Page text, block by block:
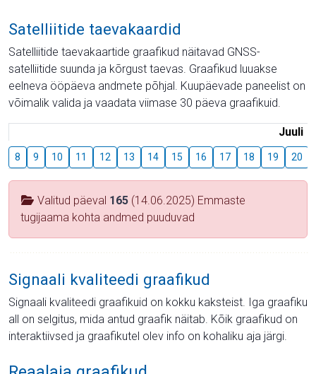
Satelliitide taevakaardid
Satelliitide taevakaartide graafikud näitavad GNSS-
satelliitide suunda ja kõrgust taevas. Graafikud luuakse
eelneva ööpäeva andmete põhjal. Kuupäevade paneelist on
võimalik valida ja vaadata viimase 30 päeva graafikuid.
Juuli
8 9 10 11 12 13 14 15 16 17 18 19 20
Valitud päeval 165 (14.06.2025) Emmaste
tugijaama kohta andmed puuduvad
Signaali kvaliteedi graafikud
Signaali kvaliteedi graafikuid on kokku kaksteist. Iga graafiku
all on selgitus, mida antud graafik näitab. Kõik graafikud on
interaktiivsed ja graafikutel olev info on kohaliku aja järgi.